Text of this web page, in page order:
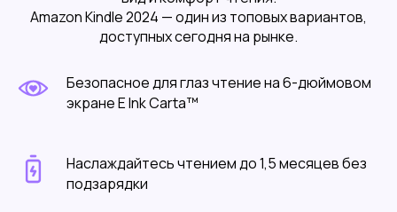
Amazon Kindle 2024 — один из топовых вариантов,
доступных сегодня на рынке.
Безопасное для глаз чтение на 6-дюймовом
экране E Ink Carta™
Наслаждайтесь чтением до 1,5 месяцев без
подзарядки